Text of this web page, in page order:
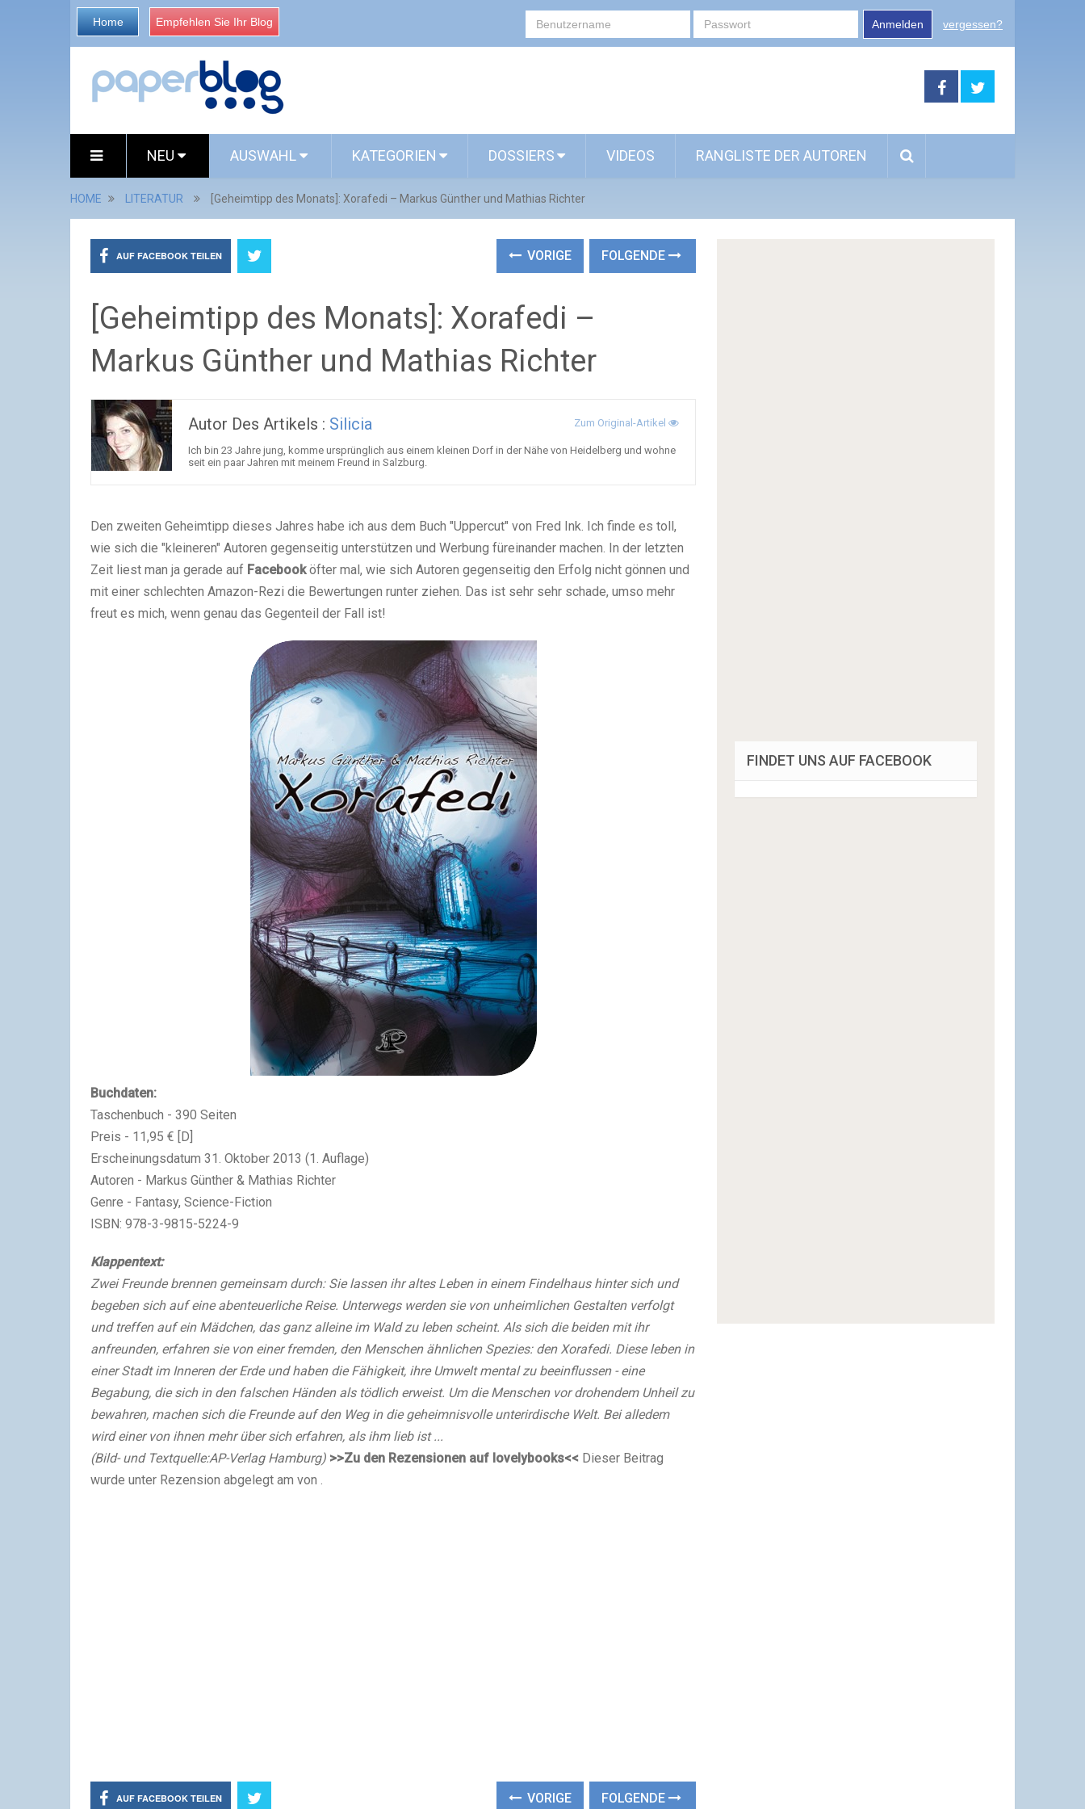
Home Empfehlen Sie Ihr Blog Anmelden vergessen?
NEU AUSWAHL KATEGORIEN DOSSIERS VIDEOS RANGLISTE DER AUTOREN
HOME LITERATUR [Geheimtipp des Monats]: Xorafedi – Markus Günther und Mathias Richter
AUF FACEBOOK TEILEN VORIGE FOLGENDE
[Geheimtipp des Monats]: Xorafedi –
Markus Günther und Mathias Richter
Autor Des Artikels : Silicia Zum Original-Artikel
Ich bin 23 Jahre jung, komme ursprünglich aus einem kleinen Dorf in der Nähe von Heidelberg und wohne
seit ein paar Jahren mit meinem Freund in Salzburg.
Den zweiten Geheimtipp dieses Jahres habe ich aus dem Buch "Uppercut" von Fred Ink. Ich finde es toll,
wie sich die "kleineren" Autoren gegenseitig unterstützen und Werbung füreinander machen. In der letzten
Zeit liest man ja gerade auf Facebooköfter mal, wie sich Autoren gegenseitig den Erfolg nicht gönnen und
mit einer schlechten Amazon-Rezi die Bewertungen runter ziehen. Das ist sehr sehr schade, umso mehr
freut es mich, wenn genau das Gegenteil der Fall ist!
Buchdaten:
Taschenbuch - 390 Seiten
Preis - 11,95 € [D]
Erscheinungsdatum 31. Oktober 2013 (1. Auflage)
Autoren - Markus Günther & Mathias Richter
Genre - Fantasy, Science-Fiction
ISBN: 978-3-9815-5224-9
Klappentext:
Zwei Freunde brennen gemeinsam durch: Sie lassen ihr altes Leben in einem Findelhaus hinter sich und
begeben sich auf eine abenteuerliche Reise. Unterwegs werden sie von unheimlichen Gestalten verfolgt
und treffen auf ein Mädchen, das ganz alleine im Wald zu leben scheint. Als sich die beiden mit ihr
anfreunden, erfahren sie von einer fremden, den Menschen ähnlichen Spezies: den Xorafedi. Diese leben in
einer Stadt im Inneren der Erde und haben die Fähigkeit, ihre Umwelt mental zu beeinflussen - eine
Begabung, die sich in den falschen Händen als tödlich erweist. Um die Menschen vor drohendem Unheil zu
bewahren, machen sich die Freunde auf den Weg in die geheimnisvolle unterirdische Welt. Bei alledem
wird einer von ihnen mehr über sich erfahren, als ihm lieb ist ...
(Bild- und Textquelle:AP-Verlag Hamburg) >>Zu den Rezensionen auf lovelybooks<< Dieser Beitrag
wurde unter Rezension abgelegt am von .
AUF FACEBOOK TEILEN VORIGE FOLGENDE
FINDET UNS AUF FACEBOOK